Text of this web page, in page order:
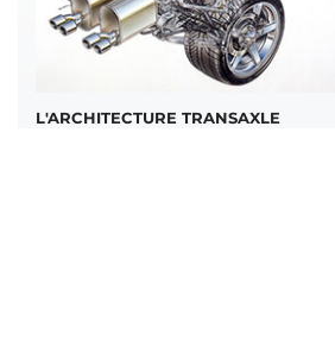
L'ARCHITECTURE TRANSAXLE